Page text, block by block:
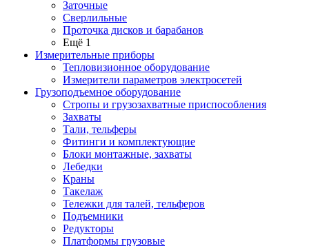
Заточные
Сверлильные
Проточка дисков и барабанов
Ещё 1
Измерительные приборы
Тепловизионное оборудование
Измерители параметров электросетей
Грузоподъемное оборудование
Стропы и грузозахватные приспособления
Захваты
Тали, тельферы
Фитинги и комплектующие
Блоки монтажные, захваты
Лебедки
Краны
Такелаж
Тележки для талей, тельферов
Подъемники
Редукторы
Платформы грузовые